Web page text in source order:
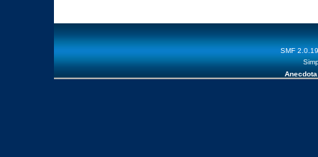
SMF 2.0.19
Anecdota